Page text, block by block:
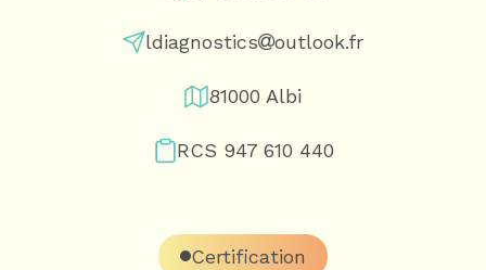
ldiagnostics outlook.fr
81000 Albi
RCS 947 610 440
Certification